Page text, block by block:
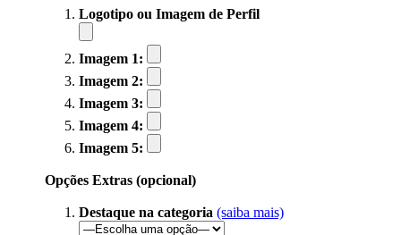
Logotipo ou Imagem de Perfil
Imagem 1:
Imagem 2:
Imagem 3:
Imagem 4:
Imagem 5:
Opções Extras (opcional)
Destaque na categoria (saiba mais)